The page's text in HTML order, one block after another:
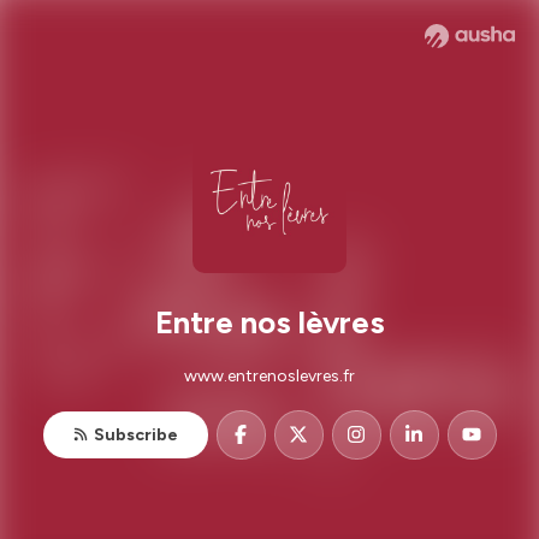
Entre nos lèvres
www.entrenoslevres.fr
Subscribe